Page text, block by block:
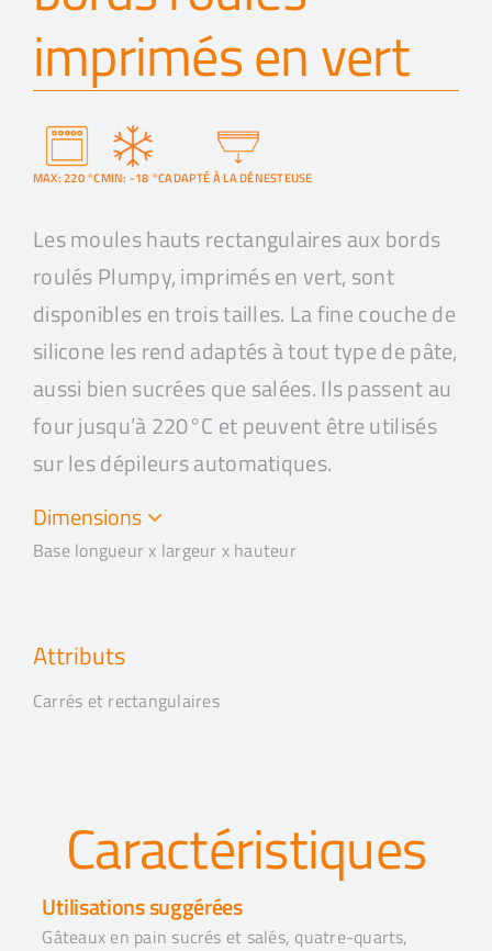
imprimés en vert
MAX: 220 °CMIN: -18 °CADAPTÉ À LA DÉNESTEUSE
Les moules hauts rectangulaires aux bords
roulés Plumpy, imprimés en vert, sont
disponibles en trois tailles. La fine couche de
silicone les rend adaptés à tout type de pâte,
aussi bien sucrées que salées. Ils passent au
four jusqu’à 220°C et peuvent être utilisés
sur les dépileurs automatiques.
Dimensions
Base longueur x largeur x hauteur
Attributs
Carrés et rectangulaires
Caractéristiques
Utilisations suggérées
Gâteaux en pain sucrés et salés, quatre-quarts,